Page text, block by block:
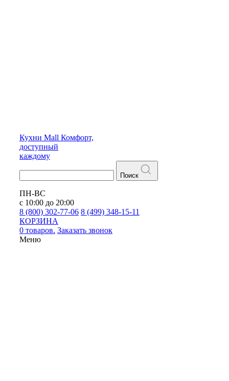
Кухни Mall Комфорт,
доступный
каждому
Поиск
ПН-ВС
с 10:00 до 20:00
8 (800) 302-77-06 8 (499) 348-15-11
КОРЗИНА
0 товаров. Заказать звонок
Меню